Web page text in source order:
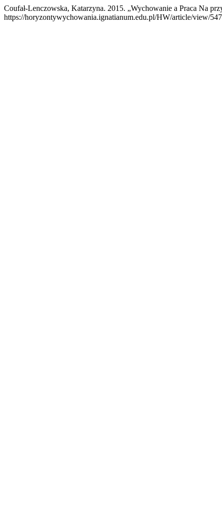
Coufał-Lenczowska, Katarzyna. 2015. „Wychowanie a Praca Na
https://horyzontywychowania.ignatianum.edu.pl/HW/article/view/